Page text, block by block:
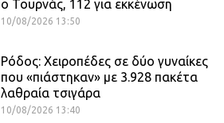
ο Τουρνάς, 112 για εκκένωση
10/08/2026 13:50
Ρόδος: Χειροπέδες σε δύο γυναίκες
που «πιάστηκαν» με 3.928 πακέτα
λαθραία τσιγάρα
10/08/2026 13:40